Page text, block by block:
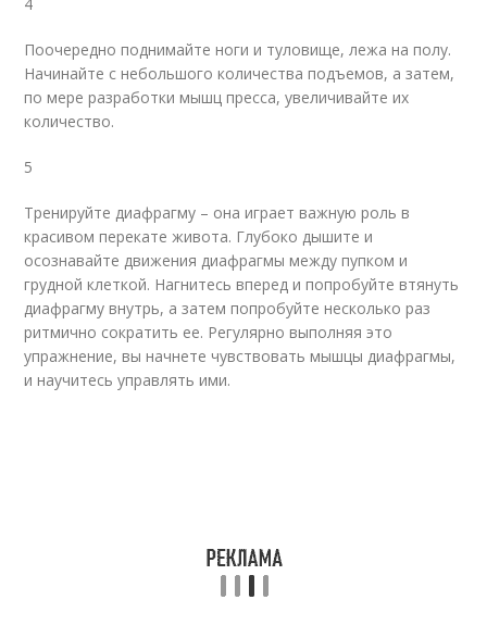
Поочередно поднимайте ноги и туловище, лежа на полу.
Начинайте с небольшого количества подъемов, а затем,
по мере разработки мышц пресса, увеличивайте их
количество.
5
Тренируйте диафрагму – она играет важную роль в
красивом перекате живота. Глубоко дышите и
осознавайте движения диафрагмы между пупком и
грудной клеткой. Нагнитесь вперед и попробуйте втянуть
диафрагму внутрь, а затем попробуйте несколько раз
ритмично сократить ее. Регулярно выполняя это
упражнение, вы начнете чувствовать мышцы диафрагмы,
и научитесь управлять ими.